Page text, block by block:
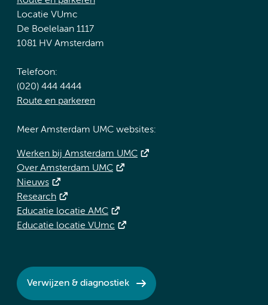
Locatie VUmc
De Boelelaan 1117
1081 HV Amsterdam
Telefoon:
(020) 444 4444
Route en parkeren
Meer Amsterdam UMC websites:
Werken bij Amsterdam UMC
Over Amsterdam UMC
Nieuws
Research
Educatie locatie AMC
Educatie locatie VUmc
Verwijzen & diagnostiek